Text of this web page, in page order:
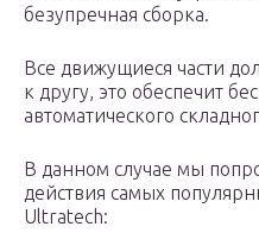
безупречная сборка.
Все движущиеся части
к другу, это обеспечит
автоматического
В данном случае мы
действия самых
Ultratech: